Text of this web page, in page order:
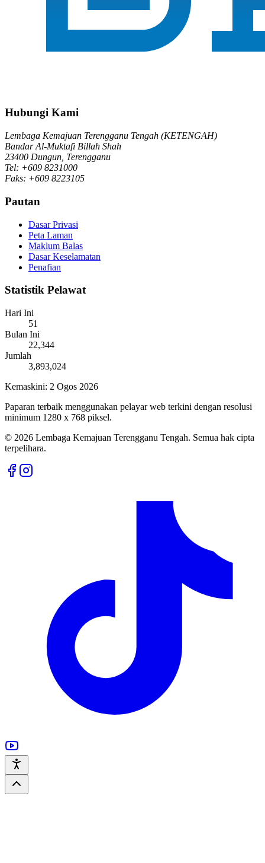
Hubungi Kami
Lembaga Kemajuan Terengganu Tengah (KETENGAH)
Bandar Al-Muktafi Billah Shah
23400 Dungun, Terengganu
Tel: +609 8231000
Faks: +609 8223105
Pautan
Dasar Privasi
Peta Laman
Maklum Balas
Dasar Keselamatan
Penafian
Statistik Pelawat
Hari Ini
51
Bulan Ini
22,344
Jumlah
3,893,024
Kemaskini: 2 Ogos 2026
Paparan terbaik menggunakan pelayar web terkini dengan resolusi
minimum 1280 x 768 piksel.
© 2026 Lembaga Kemajuan Terengganu Tengah. Semua hak cipta
terpelihara.